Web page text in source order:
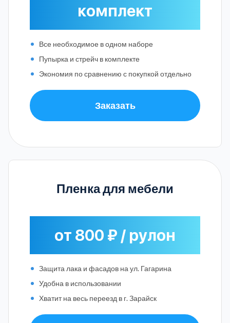
комплект
Все необходимое в одном наборе
Пупырка и стрейч в комплекте
Экономия по сравнению с покупкой отдельно
Заказать
Пленка для мебели
от 800 ₽ / рулон
Защита лака и фасадов на ул. Гагарина
Удобна в использовании
Хватит на весь переезд в г. Зарайск